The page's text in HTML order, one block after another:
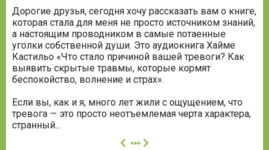
Дорогие друзья, сегодня хочу рассказать вам о книге,
которая стала для меня не просто источником знаний,
а настоящим проводником в самые потаенные
уголки собственной души. Это аудиокнига Хайме
Кастильо «Что стало причиной вашей тревоги? Как
выявить скрытые травмы, которые кормят
беспокойство, волнение и страх».
Если вы, как и я, много лет жили с ощущением, что
тревога — это просто неотъемлемая черта характера,
странный...
далее